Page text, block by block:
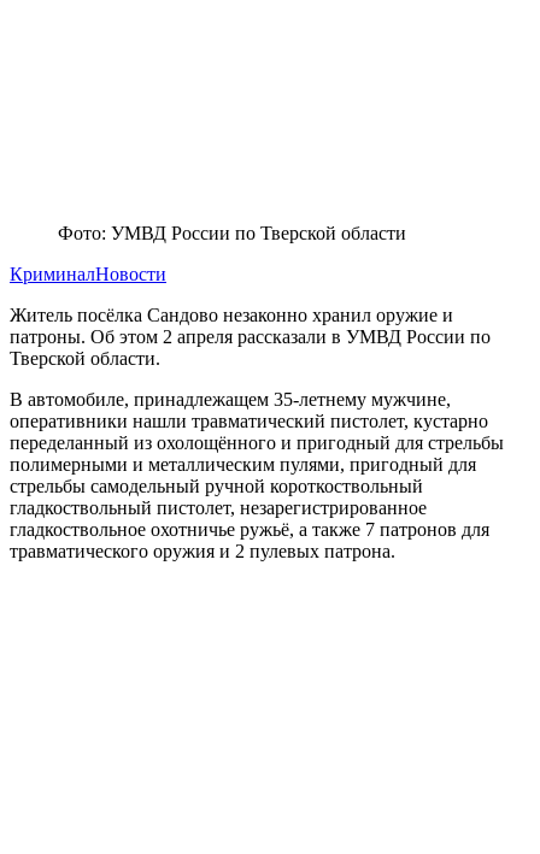
Фото: УМВД России по Тверской области
КриминалНовости
Житель посёлка Сандово незаконно хранил оружие и
патроны. Об этом 2 апреля рассказали в УМВД России по
Тверской области.
В автомобиле, принадлежащем 35-летнему мужчине,
оперативники нашли травматический пистолет, кустарно
переделанный из охолощённого и пригодный для стрельбы
полимерными и металлическим пулями, пригодный для
стрельбы самодельный ручной короткоствольный
гладкоствольный пистолет, незарегистрированное
гладкоствольное охотничье ружьё, а также 7 патронов для
травматического оружия и 2 пулевых патрона.